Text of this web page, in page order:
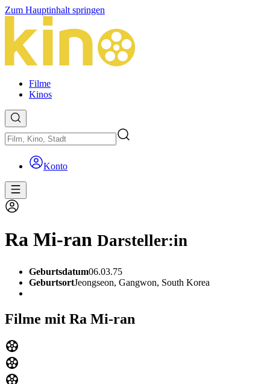
Zum Hauptinhalt springen
Filme
Kinos
Konto
Ra Mi-ran Darsteller:in
Geburtsdatum06.03.75
GeburtsortJeongseon, Gangwon, South Korea
Filme mit Ra Mi-ran